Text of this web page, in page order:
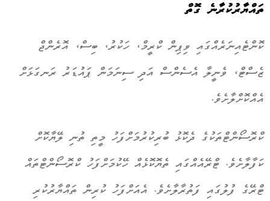
ތައްޔާރުކުރާނެ ގޮތް
ކޮންޓެއިނަރެއްގައި ވިޕިން ކްރީމް، ހަކުރު، ބިސް، އޮރެންޖް
ޒެސްޓް، ވެނީލާ އެސެންސް އަދި ސިނަމަން ޕައުޑަރު ރަނގަޅަށް
އެއްކޮށްލާށެވެ.
ކްރޮސޯންޓްތަކުގެ ދެކޮޅު ބުރިކުރުމަށްފަހު މީތި ތުނި ލޭޔާކޮށް
ކަފާލާށެވެ. ޓްރޭއެއްގައި ތެޔޮކޮޅެއް ހޭކުމަށްފަހު ކްރޮސޯންޓްތައް
ޓްރޭގެ ފުލުގައި ފަތުރާލާށެވެ. އެއަށްފަހު ކުރިން ތައްޔާރުކުރި